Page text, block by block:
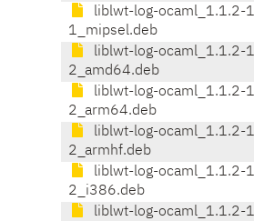
liblwt-log-ocaml_1.1.2-
1_mipsel.deb
liblwt-log-ocaml_1.1.2-
2_amd64.deb
liblwt-log-ocaml_1.1.2-
2_arm64.deb
liblwt-log-ocaml_1.1.2-
2_armhf.deb
liblwt-log-ocaml_1.1.2-
2_i386.deb
liblwt-log-ocaml_1.1.2-